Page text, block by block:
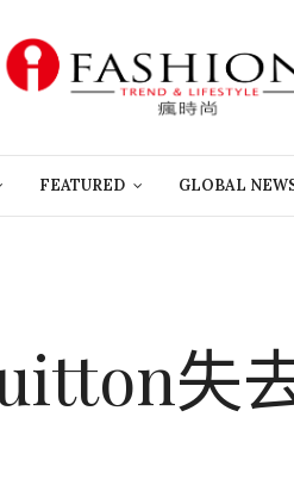
FEATURED GLOBAL
失